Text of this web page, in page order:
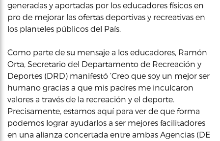
generadas y aportadas por los educadores físicos en
pro de mejorar las ofertas deportivas y recreativas en
los planteles públicos del País.
Como parte de su mensaje a los educadores, Ramón
Orta, Secretario del Departamento de Recreación y
Deportes (DRD) manifestó ‘Creo que soy un mejor ser
humano gracias a que mis padres me inculcaron
valores a través de la recreación y el deporte.
Precisamente, estamos aquí para ver de que forma
podemos lograr ayudarlos a ser mejores facilitadores
en una alianza concertada entre ambas Agencias (DE